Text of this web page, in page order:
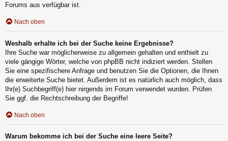
Forums aus verfügbar ist.
Nach oben
Weshalb erhalte ich bei der Suche keine Ergebnisse?
Ihre Suche war möglicherweise zu allgemein gehalten und enthielt zu
viele gängige Wörter, welche von phpBB nicht indiziert werden. Stellen
Sie eine spezifischere Anfrage und benutzen Sie die Optionen, die Ihnen
die erweiterte Suche bietet. Außerdem ist es natürlich auch möglich, dass
Ihr(e) Suchbegriff(e) hier nirgends im Forum verwendet wurden. Prüfen
Sie ggf. die Rechtschreibung der Begriffe!
Nach oben
Warum bekomme ich bei der Suche eine leere Seite?